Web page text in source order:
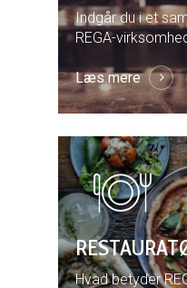
Indgår du i et
REGA-
Læs mere
Hvad betyder